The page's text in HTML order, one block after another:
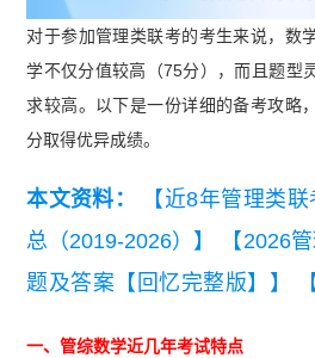
对于参加管理类联考的考生来说，数
学不仅分值较高（75分），而且题型
求较高。以下是一份详细的备考攻略
分取得优异成绩。
本文资料：
【近8年管理类
总（2019-2026）】
【2026
题及答案【回忆完整版】】
一、管综数学近几年考试特点